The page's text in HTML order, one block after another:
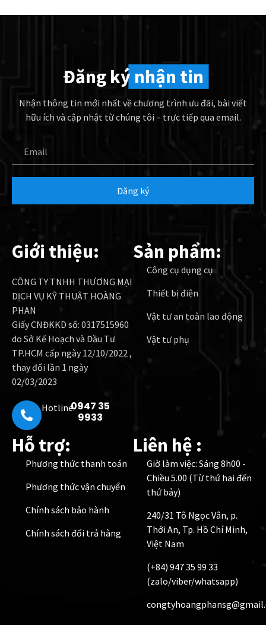
Đăng ký nhận tin
Nhận thông tin mới nhất về chương trình ưu đãi, bài viết
hữu ích và cập nhật từ chúng tôi – trực tiếp qua email.
Đăng ký
Giới thiệu:
CÔNG TY TNHH THƯƠNG MẠI
DỊCH VỤ KỸ THUẬT HOÀNG
PHAN
Giấy CNĐKKD số: 0317515960
do Sở Kế Hoạch và Đầu Tư
TP.HCM cấp ngày 12/10/2022 ,
thay đổi lần 1 ngày
02/03/2023
Hotline:0947 35
9933
Sản phẩm:
Công cụ dụng cụ
Thiết bị điện
Vật tư an toàn lao động
Vật tư phụ
Hỗ trợ:
Phương thức thanh toán
Phương thức vận chuyển
Chính sách bảo hành
Chính sách đổi trả hàng
Liên hệ :
Giờ làm việc: Sáng 8h00 -
Chiều 5.00 (Từ thứ hai đến
thứ bảy)
240/31 Tô Ngọc Vân, p.
Thới An, Tp. Hồ Chí Minh,
Việt Nam
(+84) 947 35 99 33
(zalo/viber/whatsapp)